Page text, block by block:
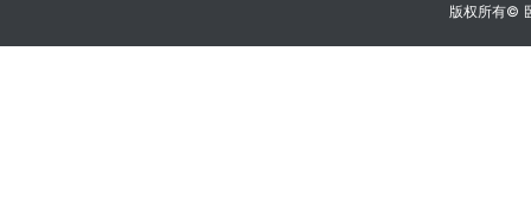
版权所有©